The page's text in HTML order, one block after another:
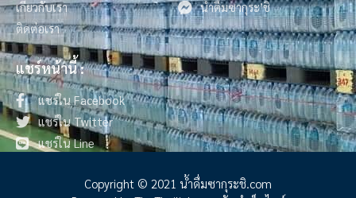
เกี่ยวกับเรา
ติดต่อเรา
น้ำดื่มซากุระ’ชิ
แชร์หน้านี้ :
แชร์ใน Facebook
แชร์ใน Twitter
แชร์ใน Line
Copyright © 2021 น้ําดื่มซากุระชิ.com